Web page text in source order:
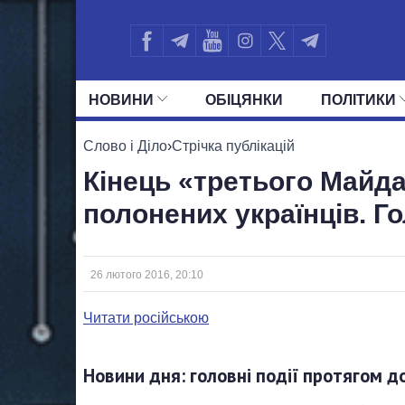
НОВИНИ ОБIЦЯНКИ ПОЛIТИКИ
УСІ ПОЛІТИКИ
Слово і Діло›Стрічка публікацій
Кінець «третього
полонених українців.
26 лютого 2016, 20:10
Читати російською
Новини дня: головні події протягом